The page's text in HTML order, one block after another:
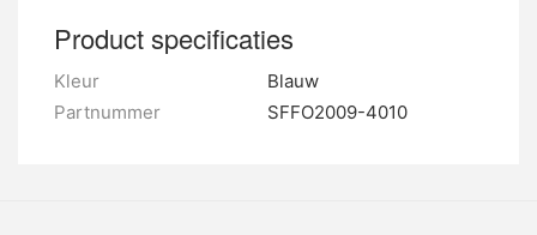
Product specificaties
Kleur
Blauw
Partnummer
SFFO2009-4010